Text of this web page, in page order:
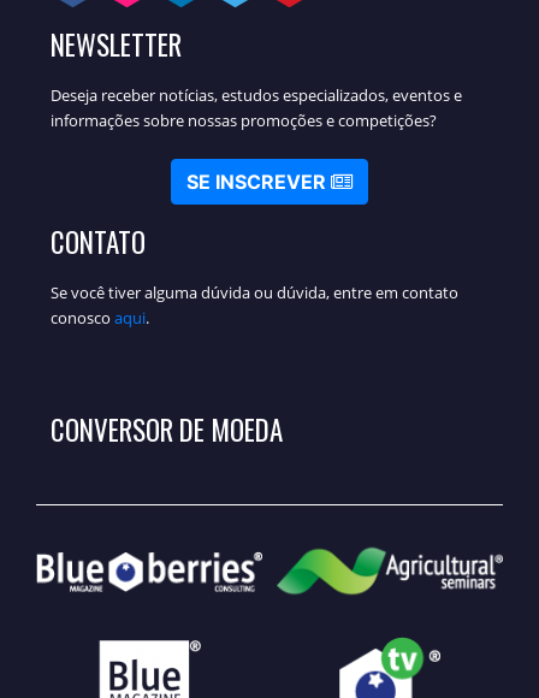
NEWSLETTER
Deseja receber notícias, estudos especializados, eventos e
informações sobre nossas promoções e competições?
SE INSCREVER
CONTATO
Se você tiver alguma dúvida ou dúvida, entre em contato
conosco aqui.
CONVERSOR DE MOEDA